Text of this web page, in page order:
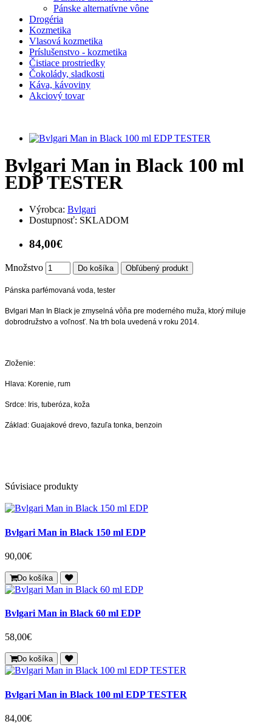
Pánske alternatívne vône
Drogéria
Kozmetika
Vlasová kozmetika
Príslušenstvo - kozmetika
Čistiace prostriedky
Čokolády, sladkosti
Káva, kávoviny
Akciový tovar
Bvlgari Man in Black 100 ml
EDP TESTER
Výrobca: Bvlgari
Dostupnosť: SKLADOM
84,00€
Množstvo Do košíka Obľúbený produkt
Pánska parfémovaná voda, tester
Bvlgari Man In Black je zmyselná vôňa pre moderného muža, ktorý miluje
dobrodružstvo a voľnosť. Na trh bola uvedená v roku 2014.
Zloženie:
Hlava: Korenie, rum
Srdce: Iris, tuberóza, koža
Základ: Guajakové drevo, fazuľa tonka, benzoin
Súvisiace produkty
Bvlgari Man in Black 150 ml EDP
90,00€
Do košíka
Bvlgari Man in Black 60 ml EDP
58,00€
Do košíka
Bvlgari Man in Black 100 ml EDP TESTER
84,00€